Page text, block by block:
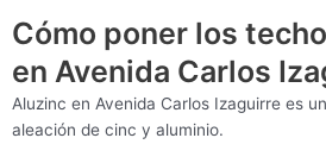
Cómo poner los
en Avenida Carlos
Aluzinc en Avenida Carlos Izaguirre es
aleación de cinc y aluminio.